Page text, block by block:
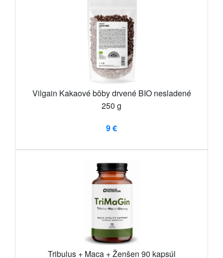
Vilgain Kakaové bôby drvené BIO nesladené
250 g
9 €
Tribulus + Maca + Ženšen 90 kapsúl